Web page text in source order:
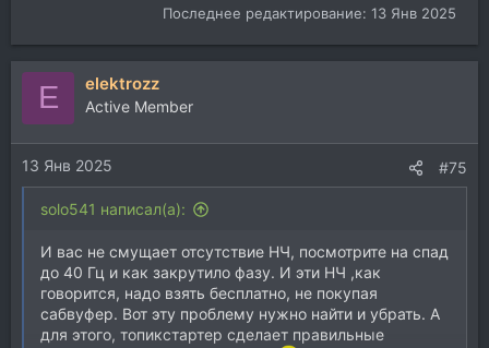
Последнее редактирование: 13 Янв 2025
E elektrozz
Active Member
13 Янв 2025 #75
solo541 написал(а):
И вас не смущает отсутствие НЧ, посмотрите на спад
до 40 Гц и как закрутило фазу. И эти НЧ ,как
говорится, надо взять бесплатно, не покупая
сабвуфер. Вот эту проблему нужно найти и убрать. А
для этого, топикстартер сделает правильные